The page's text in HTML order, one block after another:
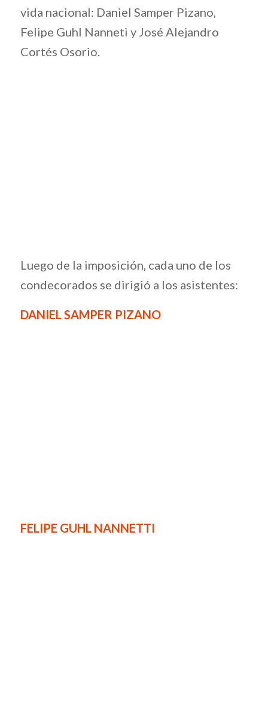
vida nacional: Daniel Samper Pizano,
Felipe Guhl Nanneti y José Alejandro
Cortés Osorio.
Luego de la imposición, cada uno de los
condecorados se dirigió a los asistentes:
DANIEL SAMPER PIZANO
FELIPE GUHL NANNETTI